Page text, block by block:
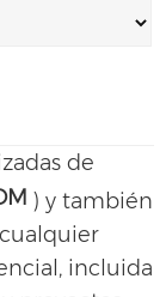
de
) y también
incluida